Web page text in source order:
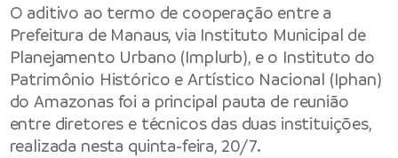
O aditivo ao termo de cooperação entre a
Prefeitura de Manaus, via Instituto Municipal de
Planejamento Urbano (Implurb), e o Instituto do
Patrimônio Histórico e Artístico Nacional (Iphan)
do Amazonas foi a principal pauta de reunião
entre diretores e técnicos das duas instituições,
realizada nesta quinta-feira, 20/7.